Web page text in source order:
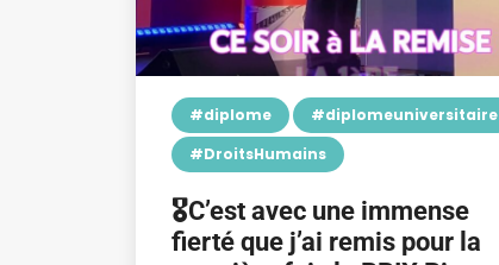
#diplome
#diplomeuniversitaire
#DroitsHumains
🎖️C’est avec une immense
fierté que j’ai remis pour la